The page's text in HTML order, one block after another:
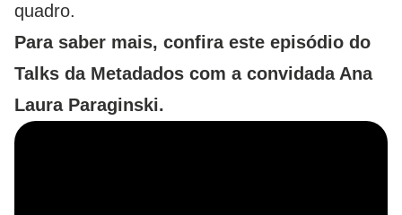
quadro.
Para saber mais, confira este episódio do
Talks da Metadados com a convidada Ana
Laura Paraginski.